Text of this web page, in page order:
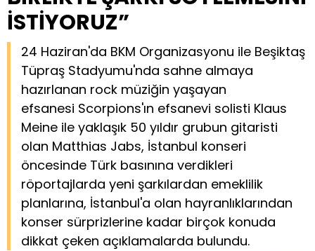
İSTİYORUZ”
24 Haziran'da BKM Organizasyonu ile Beşiktaş
Tüpraş Stadyumu'nda sahne almaya
hazırlanan rock müziğin yaşayan
efsanesi Scorpions'ın efsanevi solisti Klaus
Meine ile yaklaşık 50 yıldır grubun gitaristi
olan Matthias Jabs, İstanbul konseri
öncesinde Türk basınına verdikleri
röportajlarda yeni şarkılardan emeklilik
planlarına, İstanbul'a olan hayranlıklarından
konser sürprizlerine kadar birçok konuda
dikkat çeken açıklamalarda bulundu.